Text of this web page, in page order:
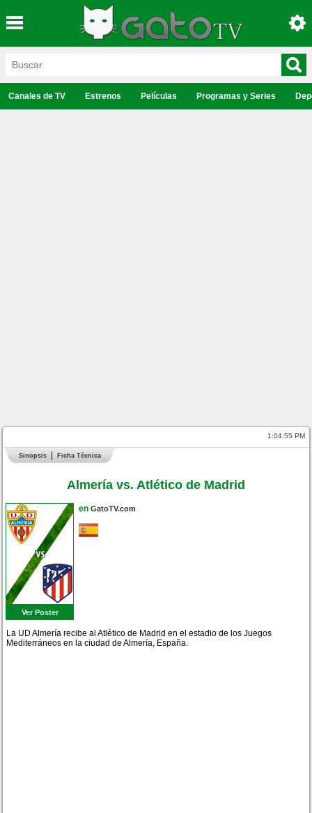
Canales de TV Estrenos Películas Programas y Series
1:04:56 PM
Sinopsis Ficha Técnica
Almería vs. Atlético de Madrid
Ver Poster
en GatoTV.com
La UD Almería recibe al Atlético de Madrid en el estadio de los Juegos
Mediterráneos en la ciudad de Almería, España.